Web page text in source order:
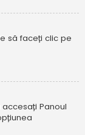
să faceți clic pe
Panoul